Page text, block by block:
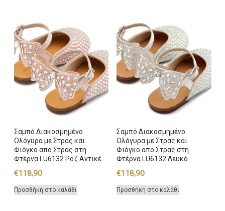
Σαμπό Διακοσμημένο
Ολόγυρα με Στρας και
Φιόγκο απο Στρας στη
Φτέρνα LU6132 Ροζ Αντικέ
€118,90
Προσθήκη στο καλάθι
Σαμπό Διακοσμημένο
Ολόγυρα με Στρας και
Φιόγκο απο Στρας στη
Φτέρνα LU6132 Λευκό
€118,90
Προσθήκη στο καλάθι